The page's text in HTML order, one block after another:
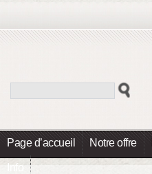
Page d’accueil Notre offre
Info